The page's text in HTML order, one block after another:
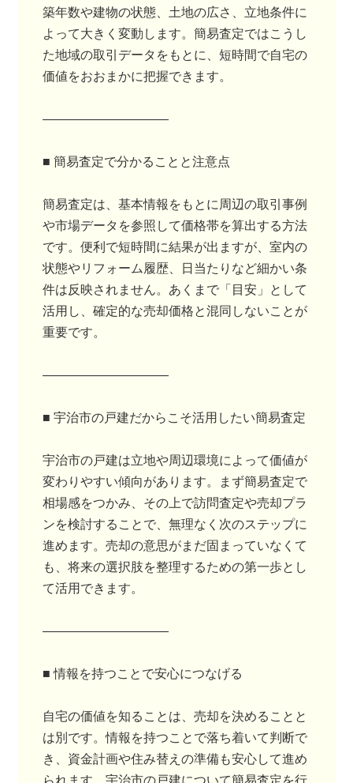
築年数や建物の状態、土地の広さ、立地条件に
よって大きく変動します。簡易査定ではこうし
た地域の取引データをもとに、短時間で自宅の
価値をおおまかに把握できます。
――――――――――
■ 簡易査定で分かることと注意点
簡易査定は、基本情報をもとに周辺の取引事例
や市場データを参照して価格帯を算出する方法
です。便利で短時間に結果が出ますが、室内の
状態やリフォーム履歴、日当たりなど細かい条
件は反映されません。あくまで「目安」として
活用し、確定的な売却価格と混同しないことが
重要です。
――――――――――
■ 宇治市の戸建だからこそ活用したい簡易査定
宇治市の戸建は立地や周辺環境によって価値が
変わりやすい傾向があります。まず簡易査定で
相場感をつかみ、その上で訪問査定や売却プラ
ンを検討することで、無理なく次のステップに
進めます。売却の意思がまだ固まっていなくて
も、将来の選択肢を整理するための第一歩とし
て活用できます。
――――――――――
■ 情報を持つことで安心につなげる
自宅の価値を知ることは、売却を決めることと
は別です。情報を持つことで落ち着いて判断で
き、資金計画や住み替えの準備も安心して進め
られます。宇治市の戸建について簡易査定を行